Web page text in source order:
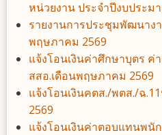
หน่วยงาน ประจำปีงบประม
รายงานการประชุมพัฒนาง
พฤษภาคม 2569
แจ้งโอนเงินค่าศึกษาบุตร ค่
สสอ.เดือนพฤษภาคม 2569
แจ้งโอนเงินคตส./พตส./ฉ
2569
แจ้งโอนเงินค่าตอบแทนพนั